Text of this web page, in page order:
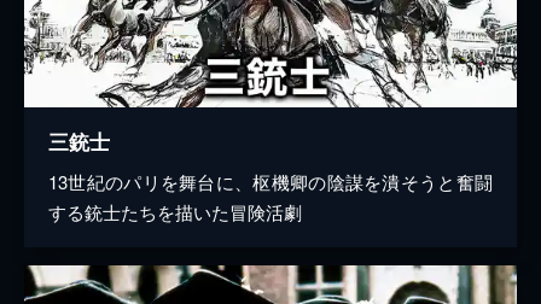
三銃士
13世紀のパリを舞台に、枢機卿の陰謀を潰そうと奮闘
する銃士たちを描いた冒険活劇